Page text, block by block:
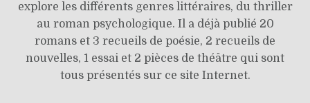
explore les différents genres littéraires, du thriller
au roman psychologique. Il a déjà publié 20
romans et 3 recueils de poésie, 2 recueils de
nouvelles, 1 essai et 2 pièces de théâtre qui sont
tous présentés sur ce site Internet.